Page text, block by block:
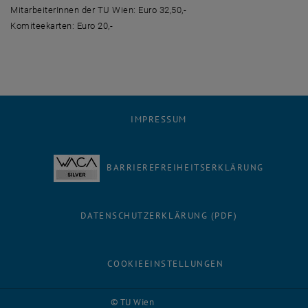
MitarbeiterInnen der TU Wien: Euro 32,50,-
Komiteekarten: Euro 20,-
© TU Wien
IMPRESSUM
BARRIEREFREIHEITSERKLÄRUNG
DATENSCHUTZERKLÄRUNG (PDF)
COOKIEEINSTELLUNGEN